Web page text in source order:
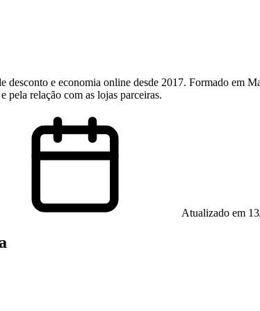
desconto e economia online desde 2017. Formado
pela relação com as lojas parceiras.
Atualizado em